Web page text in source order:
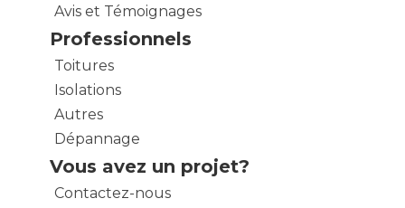
Avis et Témoignages
Professionnels
Toitures
Isolations
Autres
Dépannage
Vous avez un projet?
Contactez-nous